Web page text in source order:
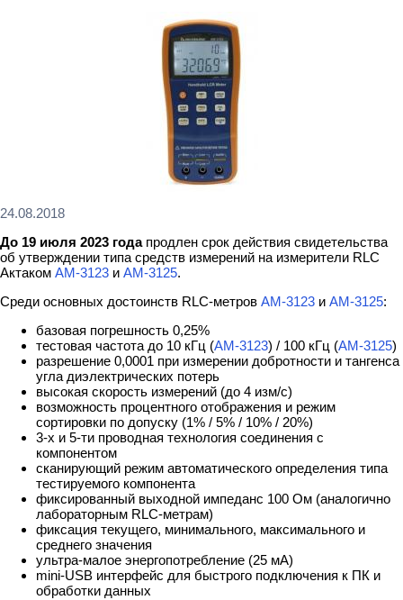
24.08.2018
До 19 июля 2023 годапродлен срок действия свидетельства
об утверждении типа средств измерений на измерители RLC
Актаком АМ-3123 и АМ-3125.
Среди основных достоинств RLC-метров АМ-3123 и АМ-3125:
базовая погрешность 0,25%
тестовая частота до 10 кГц (АМ-3123) / 100 кГц (АМ-3125)
разрешение 0,0001 при измерении добротности и тангенса
угла диэлектрических потерь
высокая скорость измерений (до 4 изм/с)
возможность процентного отображения и режим
сортировки по допуску (1% / 5% / 10% / 20%)
3-х и 5-ти проводная технология соединения с
компонентом
сканирующий режим автоматического определения типа
тестируемого компонента
фиксированный выходной импеданс 100 Ом (аналогично
лабораторным RLC-метрам)
фиксация текущего, минимального, максимального и
среднего значения
ультра-малое энергопотребление (25 мА)
mini-USB интерфейс для быстрого подключения к ПК и
обработки данных